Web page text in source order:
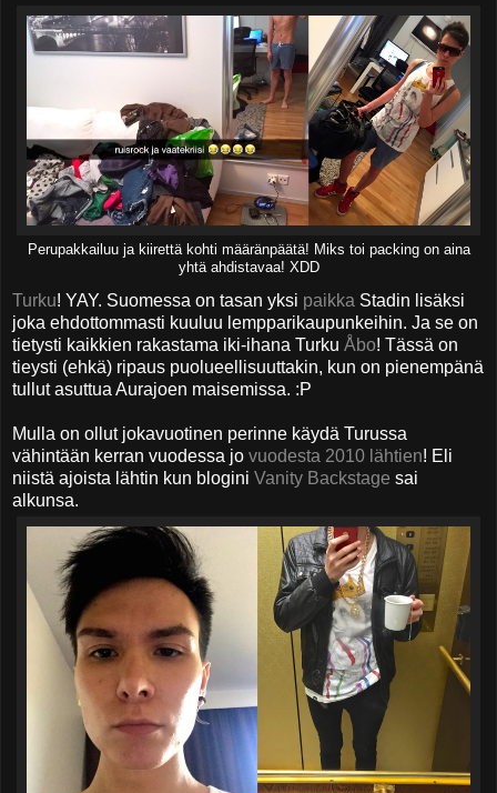
Perupakkailuu ja kiirettä kohti määränpäätä! Miks toi packing on aina
yhtä ahdistavaa! XDD
Turku! YAY. Suomessa on tasan yksi paikka Stadin lisäksi
joka ehdottommasti kuuluu lempparikaupunkeihin. Ja se on
tietysti kaikkien rakastama iki-ihana Turku Åbo! Tässä on
tieysti (ehkä) ripaus puolueellisuuttakin, kun on pienempänä
tullut asuttua Aurajoen maisemissa. :P
Mulla on ollut jokavuotinen perinne käydä Turussa
vähintään kerran vuodessa jo vuodesta 2010 lähtien! Eli
niistä ajoista lähtin kun blogini Vanity Backstage sai
alkunsa.